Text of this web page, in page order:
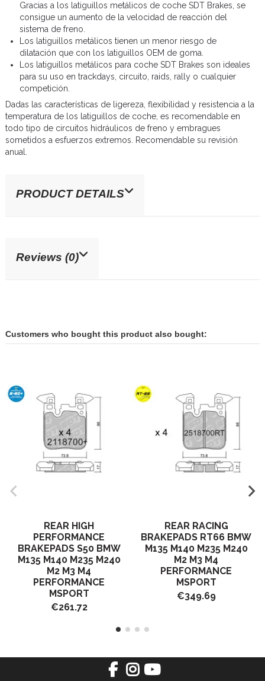
Gracias a los latiguillos metálicos de coche SDT Brakes, se
consigue un aumento de la velocidad de reacción del
sistema de freno.
Los latiguillos metálicos tienen un menor riesgo de
dilatación que con los latiguillos OEM de goma.
Los latiguillos metálicos para coche SDT Brakes son ideales
para su uso en trackdays, circuito, raids, rally o cualquier
competición.
Dadas las características de ligereza, flexibilidad y resistencia a la
temperatura de los latiguillos de coche, es recomendable en
todo tipo de circuitos hidráulicos de freno y embragues
sometidos a esfuerzos extremos. Recomendable su revisión
anual.
PRODUCT DETAILS
Reviews (0)
Customers who bought this product also bought:
REAR HIGH
PERFORMANCE
BRAKEPADS S50 BMW
M135 M140 M235 M240
M2 M3 M4
PERFORMANCE
MSPORT
€261.72
REAR RACING
BRAKEPADS RT66 BMW
M135 M140 M235 M240
M2 M3 M4
PERFORMANCE
MSPORT
€349.69